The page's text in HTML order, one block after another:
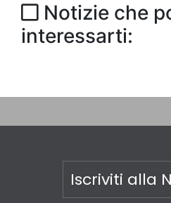
Notizie che
interessarti:
Iscriviti alla